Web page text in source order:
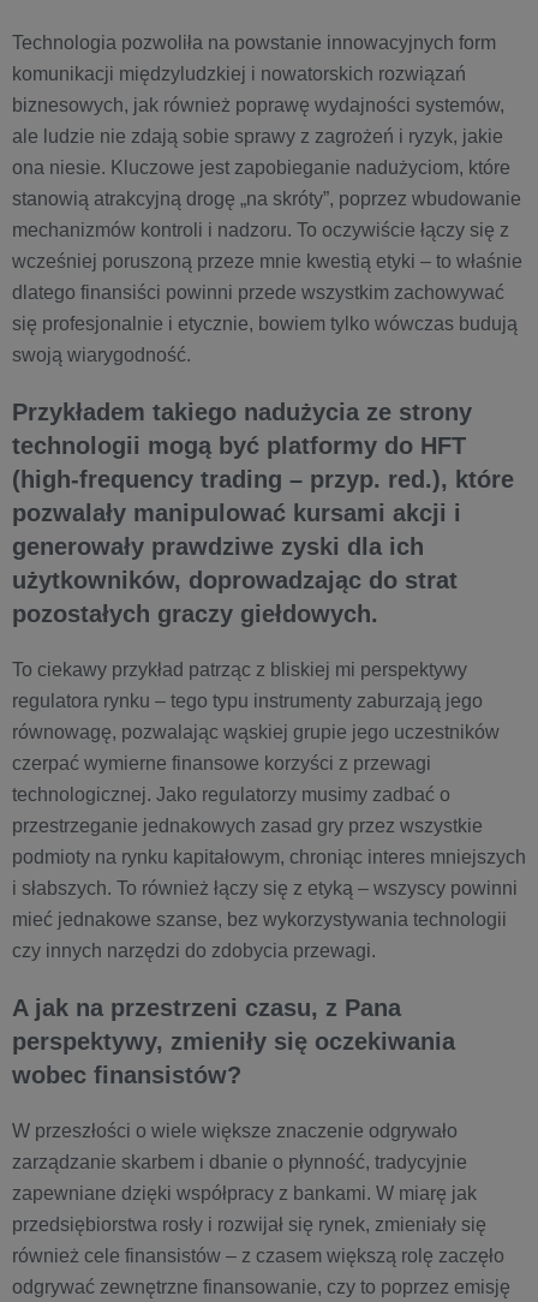
Technologia pozwoliła na powstanie innowacyjnych form
komunikacji międzyludzkiej i nowatorskich rozwiązań
biznesowych, jak również poprawę wydajności systemów,
ale ludzie nie zdają sobie sprawy z zagrożeń i ryzyk, jakie
ona niesie. Kluczowe jest zapobieganie nadużyciom, które
stanowią atrakcyjną drogę „na skróty”, poprzez wbudowanie
mechanizmów kontroli i nadzoru. To oczywiście łączy się z
wcześniej poruszoną przeze mnie kwestią etyki – to właśnie
dlatego finansiści powinni przede wszystkim zachowywać
się profesjonalnie i etycznie, bowiem tylko wówczas budują
swoją wiarygodność.
Przykładem takiego nadużycia ze strony
technologii mogą być platformy do HFT
(high-frequency trading – przyp. red.), które
pozwalały manipulować kursami akcji i
generowały prawdziwe zyski dla ich
użytkowników, doprowadzając do strat
pozostałych graczy giełdowych.
To ciekawy przykład patrząc z bliskiej mi perspektywy
regulatora rynku – tego typu instrumenty zaburzają jego
równowagę, pozwalając wąskiej grupie jego uczestników
czerpać wymierne finansowe korzyści z przewagi
technologicznej. Jako regulatorzy musimy zadbać o
przestrzeganie jednakowych zasad gry przez wszystkie
podmioty na rynku kapitałowym, chroniąc interes mniejszych
i słabszych. To również łączy się z etyką – wszyscy powinni
mieć jednakowe szanse, bez wykorzystywania technologii
czy innych narzędzi do zdobycia przewagi.
A jak na przestrzeni czasu, z Pana
perspektywy, zmieniły się oczekiwania
wobec finansistów?
W przeszłości o wiele większe znaczenie odgrywało
zarządzanie skarbem i dbanie o płynność, tradycyjnie
zapewniane dzięki współpracy z bankami. W miarę jak
przedsiębiorstwa rosły i rozwijał się rynek, zmieniały się
również cele finansistów – z czasem większą rolę zaczęło
odgrywać zewnętrzne finansowanie, czy to poprzez emisję